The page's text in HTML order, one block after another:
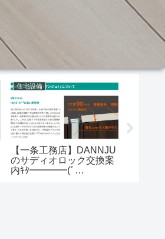
住宅設備
【一条工務店】DANNJU
のサディオロック交換案
内ｷﾀ━━━━(ﾟ